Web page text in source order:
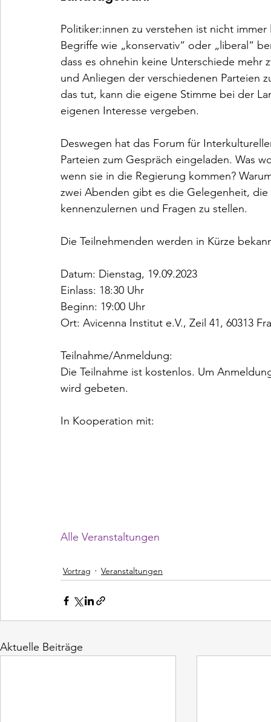
Politiker:innen zu verstehen ist nicht
Begriffe wie „konservativ“ oder „liberal“
dass es ohnehin keine Unterschiede
und Anliegen der verschiedenen Parteien
das tut, kann die eigene Stimme bei der
eigenen Interesse vergeben.
Deswegen hat das Forum für
Parteien zum Gespräch eingeladen. Was
wenn sie in die Regierung kommen?
zwei Abenden gibt es die Gelegenheit,
kennenzulernen und Fragen zu stellen.
Die Teilnehmenden werden in Kürze
Datum: Dienstag, 19.09.2023
Einlass: 18:30 Uhr
Beginn: 19:00 Uhr
Teilnahme/Anmeldung:
Die Teilnahme ist kostenlos. Um
wird gebeten.
In Kooperation mit:
Vortrag Veranstaltungen
Aktuelle Beiträge